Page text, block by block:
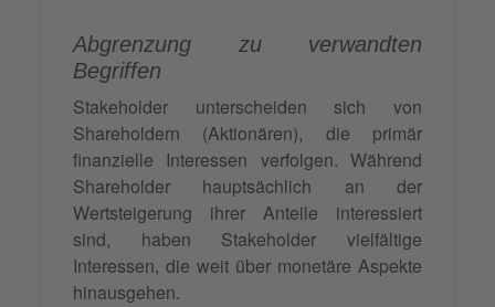
Abgrenzung zu verwandten
Begriffen
Stakeholder unterscheiden sich von
Shareholdern (Aktionären), die primär
finanzielle Interessen verfolgen. Während
Shareholder hauptsächlich an der
Wertsteigerung ihrer Anteile interessiert
sind, haben Stakeholder vielfältige
Interessen, die weit über monetäre Aspekte
hinausgehen.